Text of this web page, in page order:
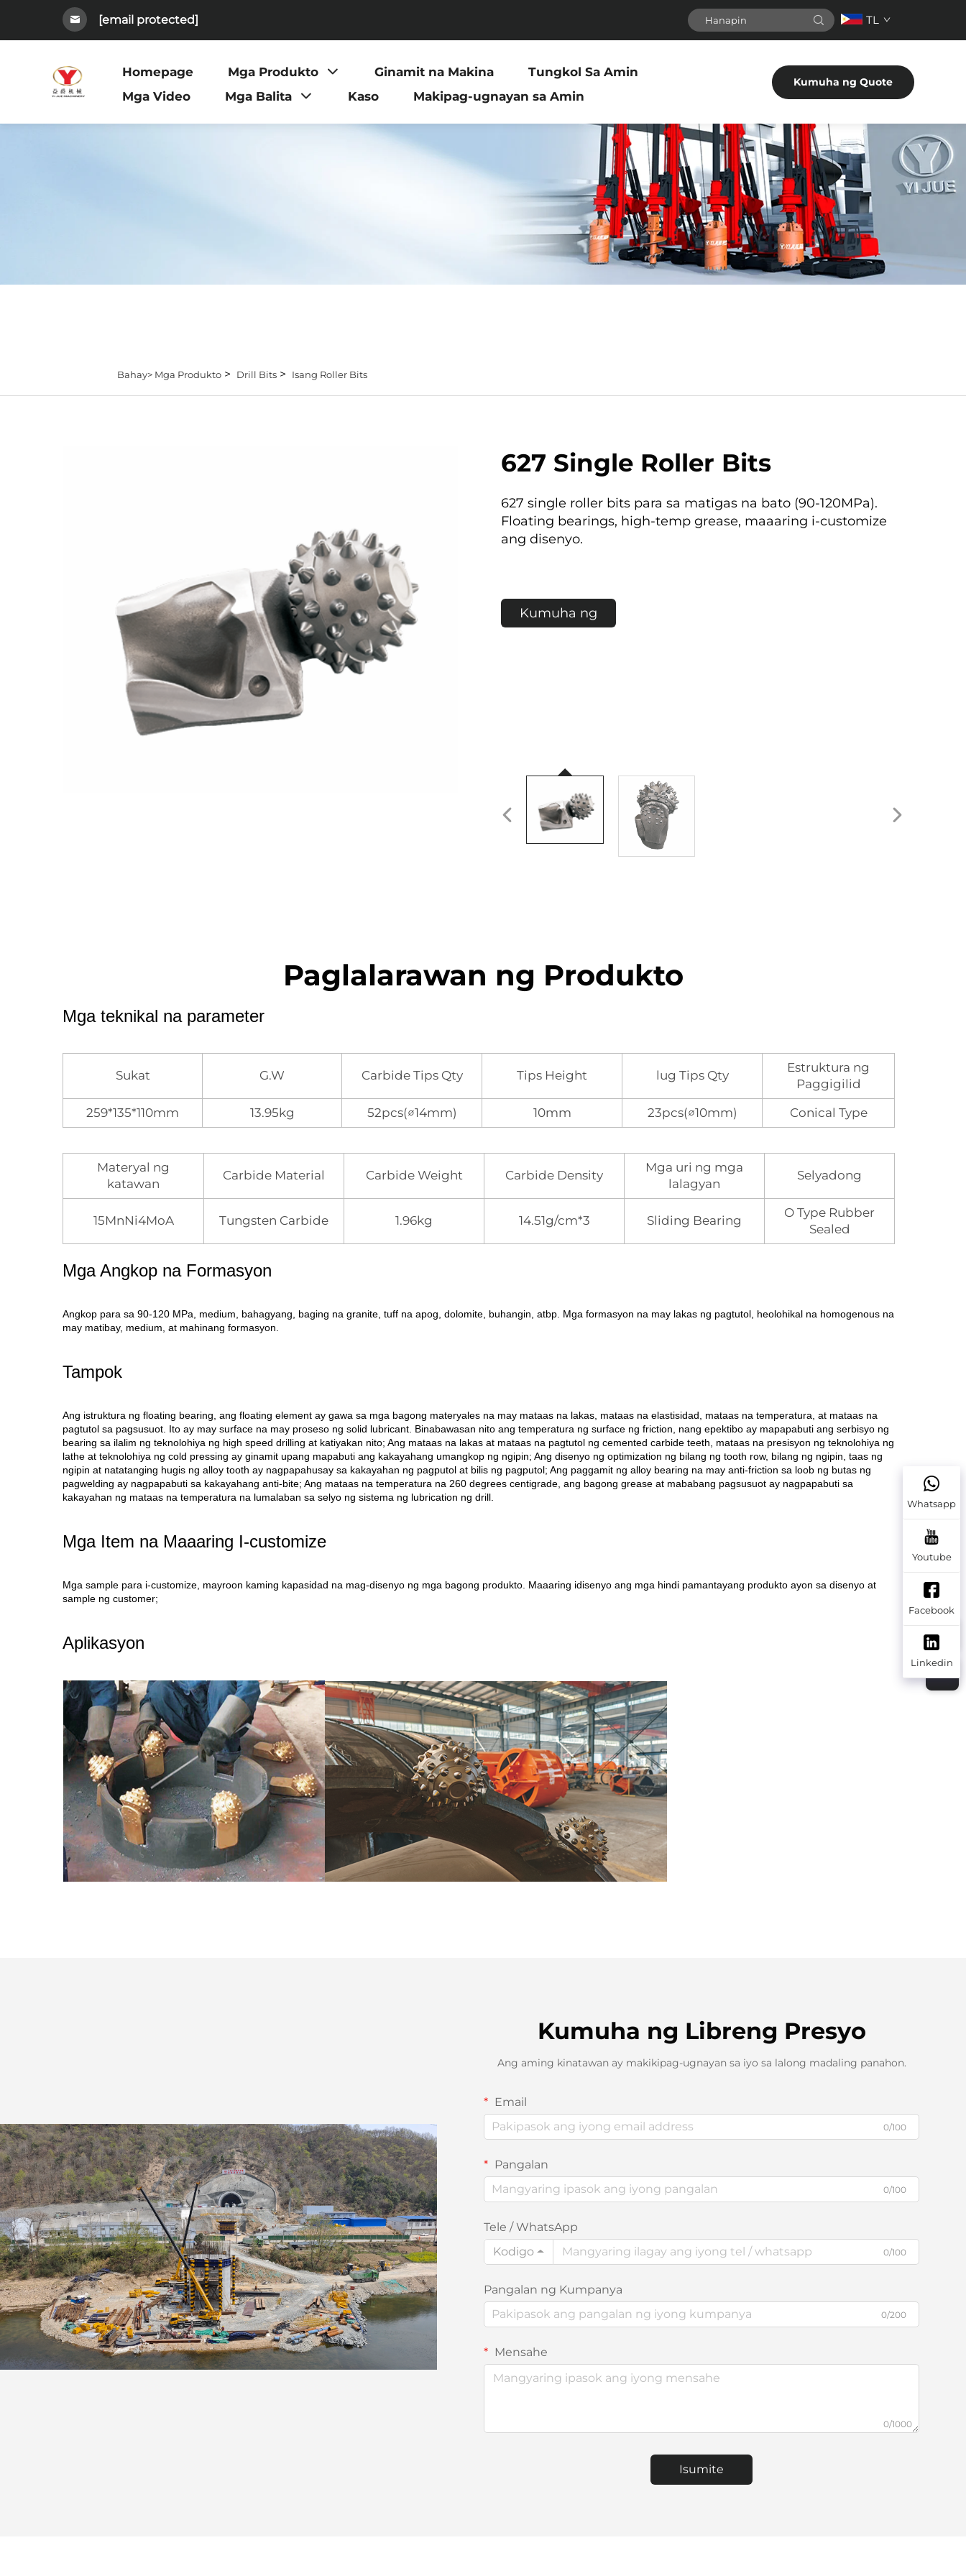
[email protected] TL
Homepage Mga Produkto Ginamit na Makina
Tungkol Sa Amin
Mga Video
Mga Balita Kaso Makipag-ugnayan sa Amin
Kumuha ng Quote
Bahay> Mga Produkto> Drill Bits> Isang Roller Bits
627 Single Roller Bits
627 single roller bits para sa matigas na bato (90-120MPa).
Floating bearings, high-temp grease, maaaring i-customize
ang disenyo.
Kumuha ng
Paglalarawan ng Produkto
Mga teknikal na parameter
Sukat G.W Carbide Tips Qty Tips Height lug Tips Qty
Estruktura ng
Paggigilid
259*135*110mm
13.95kg 52pcs(∅14mm) 10mm 23pcs(∅10mm) Conical Type
Materyal ng
katawan
Carbide Material Carbide Weight Carbide Density
Mga uri ng mga
lalagyan
Selyadong
15MnNi4MoA Tungsten Carbide 1.96kg 14.51g/cm*3 Sliding Bearing
O Type Rubber
Sealed
Mga Angkop na Formasyon
Angkop para sa 90-120 MPa, medium, bahagyang, baging na granite, tuff na apog, dolomite, buhangin, atbp. Mga formasyon na may lakas ng pagtutol, heolohikal na homogenous na
may matibay, medium, at mahinang formasyon.
Tampok
Ang istruktura ng floating bearing, ang floating element ay gawa sa mga bagong materyales na may mataas na lakas, mataas na elastisidad, mataas na temperatura, at mataas na
pagtutol sa pagsusuot. Ito ay may surface na may proseso ng solid lubricant. Binabawasan nito ang temperatura ng surface ng friction, nang epektibo ay mapapabuti ang serbisyo ng
bearing sa ilalim ng teknolohiya ng high speed drilling at katiyakan nito; Ang mataas na lakas at mataas na pagtutol ng cemented carbide teeth, mataas na presisyon ng teknolohiya ng
lathe at teknolohiya ng cold pressing ay ginamit upang mapabuti ang kakayahang umangkop ng ngipin; Ang disenyo ng optimization ng bilang ng tooth row, bilang ng ngipin, taas ng
ngipin at natatanging hugis ng alloy tooth ay nagpapahusay sa kakayahan ng pagputol at bilis ng pagputol; Ang paggamit ng alloy bearing na may anti-friction sa loob ng butas ng
pagwelding ay nagpapabuti sa kakayahang anti-bite; Ang mataas na temperatura na 260 degrees centigrade, ang bagong grease at mababang pagsusuot ay nagpapabuti sa
kakayahan ng mataas na temperatura na lumalaban sa selyo ng sistema ng lubrication ng drill.
Mga Item na Maaaring I-customize
Mga sample para i-customize, mayroon kaming kapasidad na mag-disenyo ng mga bagong produkto. Maaaring idisenyo ang mga hindi pamantayang produkto ayon sa disenyo at
sample ng customer;
Aplikasyon
Kumuha ng Libreng Presyo
Ang aming kinatawan ay makikipag-ugnayan sa iyo sa lalong madaling panahon.
Email
0/100
Pangalan
0/100
Tele / WhatsApp
Kodigo
0/100
Pangalan ng Kumpanya
0/200
Mensahe
0/1000
Isumite
Whatsapp
Youtube
Facebook
Linkedin